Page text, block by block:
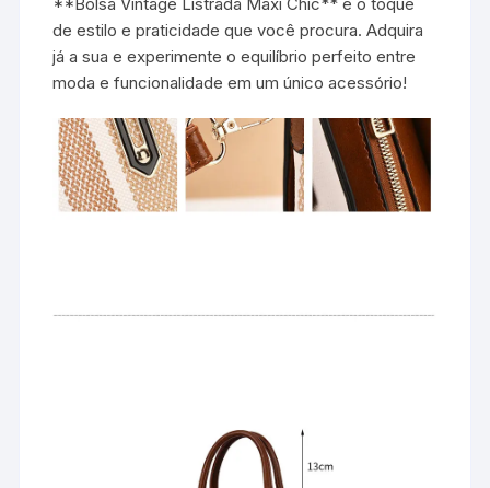
de estilo e praticidade que você procura. Adquira
já a sua e experimente o equilíbrio perfeito entre
moda e funcionalidade em um único acessório!